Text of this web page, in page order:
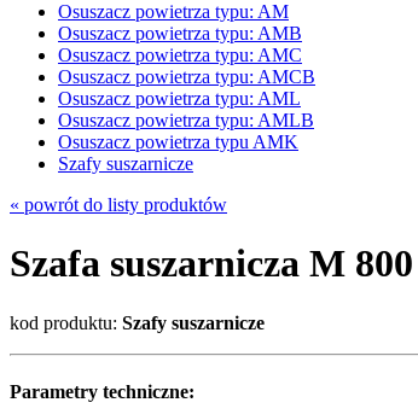
Osuszacz powietrza typu: AM
Osuszacz powietrza typu: AMB
Osuszacz powietrza typu: AMC
Osuszacz powietrza typu: AMCB
Osuszacz powietrza typu: AML
Osuszacz powietrza typu: AMLB
Osuszacz powietrza typu AMK
Szafy suszarnicze
« powrót do listy produktów
Szafa suszarnicza M 800
kod produktu: Szafy suszarnicze
Parametry techniczne: